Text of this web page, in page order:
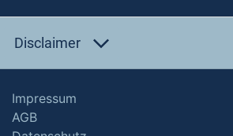
Disclaimer
Impressum
AGB